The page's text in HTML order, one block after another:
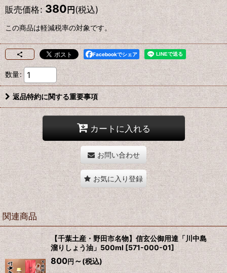
販売価格: 380円 (税込)
この商品は軽減税率の対象です。
Facebookでシェア
数量:
返品特約に関する重要事項
カートに入れる
お問い合わせ
お気に入り登録
関連商品
【千葉土産・野田市名物】信玄公御用達「川中島
溜りしょう油」500ml [571-000-01]
800円～(税込)